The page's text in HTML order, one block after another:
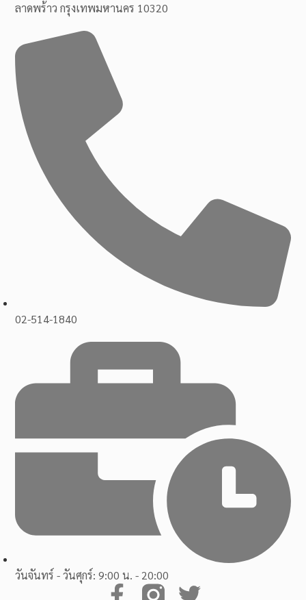
ลาดพร้าว กรุงเทพมหานคร 10320
02-514-1840
วันจันทร์ - วันศุกร์: 9:00 น. - 20:00